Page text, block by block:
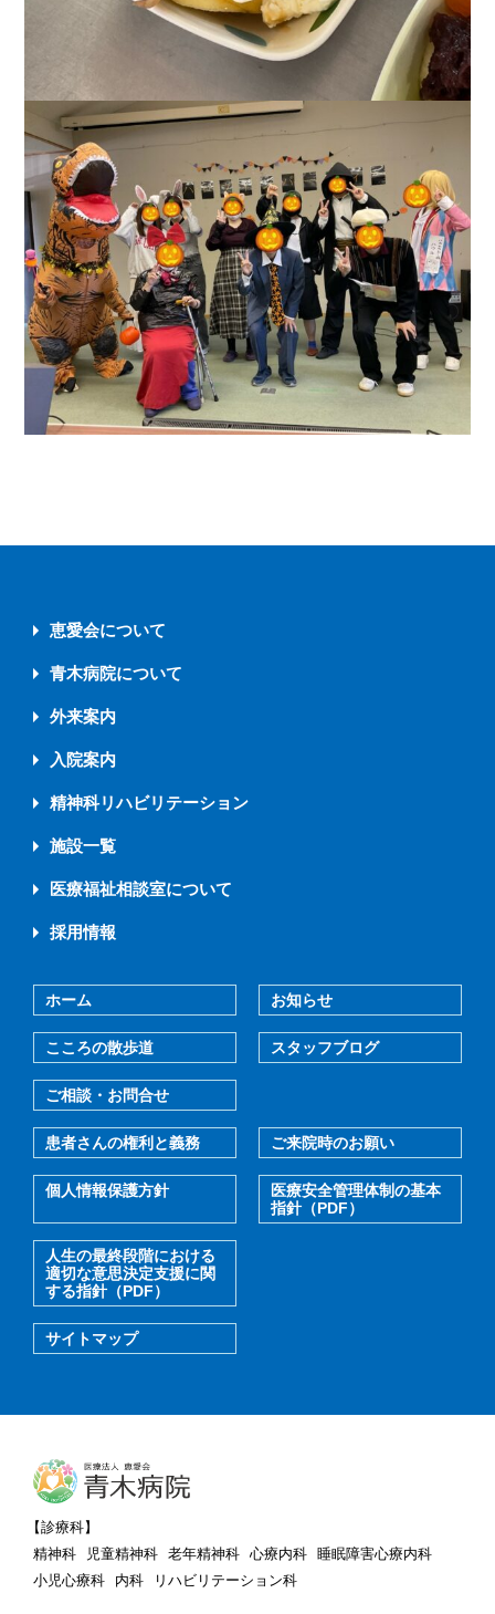
恵愛会について
青木病院について
外来案内
入院案内
精神科リハビリテーション
施設一覧
医療福祉相談室について
採用情報
ホーム お知らせ
こころの散歩道 スタッフブログ
ご相談・お問合せ
患者さんの権利と義務 ご来院時のお願い
個人情報保護方針
医療安全管理体制の基本
指針（PDF）
人生の最終段階における
適切な意思決定支援に関
する指針（PDF）
サイトマップ
【診療科】
精神科
児童精神科 老年精神科 心療内科
睡眠障害心療内科
小児心療科
内科 リハビリテーション科